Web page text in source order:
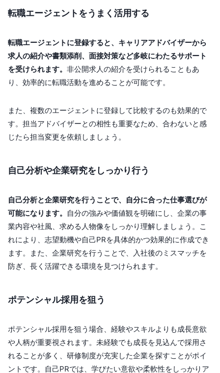
転職エージェントをうまく活用する
転職エージェントに登録すると、キャリアアドバイザーから
求人の紹介や書類添削、面接対策など多岐にわたるサポート
を受けられます。 非公開求人の紹介を受けられることもあ
り、効率的に転職活動を進めることが可能です。
また、複数のエージェントに登録して比較するのも効果的で
す。担当アドバイザーとの相性も重要なため、合わないと感
じたら担当変更を依頼しましょう。
自己分析や企業研究をしっかり行う
自己分析と企業研究を行うことで、自分に合った仕事選びが
可能になります。 自分の強みや価値観を明確にし、企業の事
業内容や社風、求める人物像をしっかり理解しましょう。こ
れにより、志望動機や自己PRを具体的かつ効果的に作成でき
ます。また、企業研究を行うことで、入社後のミスマッチを
防ぎ、長く活躍できる環境を見つけられます。
ポテンシャル採用を狙う
ポテンシャル採用を狙う場合、経験やスキルよりも成長意欲
や人柄が重要視されます。未経験でも成長を見込んで採用さ
れることが多く、研修制度が充実した企業を探すことがポイ
ントです。自己PRでは、学びたい意欲や柔軟性をしっかりア